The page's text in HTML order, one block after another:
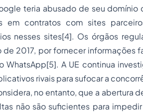
teria abusado de seu
em contratos com sites
nesses sites[4]. Os órgãos
2017, por fornecer informações
WhatsApp[5]. A UE continua
rivais para sufocar a
no entanto, que a abertura
não são suficientes para